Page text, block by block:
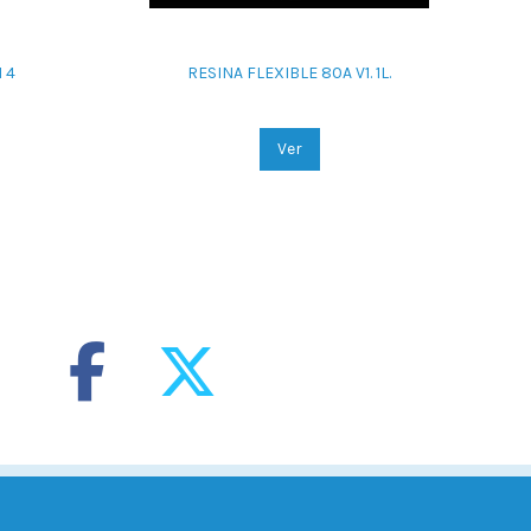
4 RESINA FLEXIBLE 80A V1. 1L.
Ver